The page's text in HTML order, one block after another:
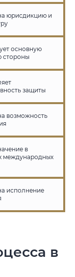
юрисдикцию и
основную
стороны
защиты
возможность
в
международных
исполнение
в